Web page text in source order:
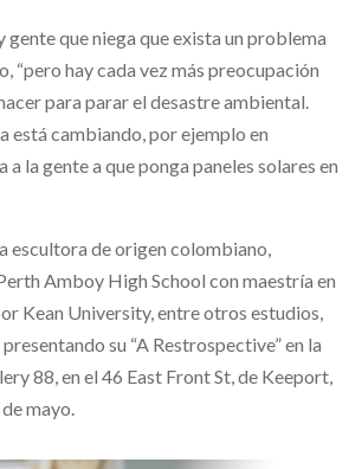
gente que niega que exista un problema
“pero hay cada vez más preocupación
para parar el desastre ambiental.
está cambiando, por ejemplo en
la gente a que ponga paneles solares en
escultora de origen colombiano,
Amboy High School con maestría en
Kean University, entre otros estudios,
su “A Restrospective” en la
88, en el 46 East Front St, de Keeport,
mayo.